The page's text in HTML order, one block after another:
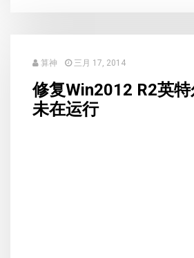
算神 三月 17, 2014
修复Win2012 R2英
未在运行